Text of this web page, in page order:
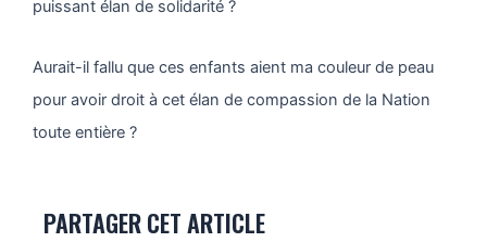
puissant élan de solidarité ?
Aurait-il fallu que ces enfants aient ma couleur de peau
pour avoir droit à cet élan de compassion de la Nation
toute entière ?
PARTAGER CET ARTICLE